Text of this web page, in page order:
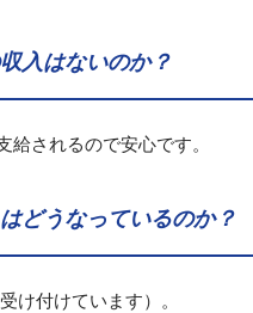
入はないのか？
されるので安心です。
どうなっているのか？
け付けています）。